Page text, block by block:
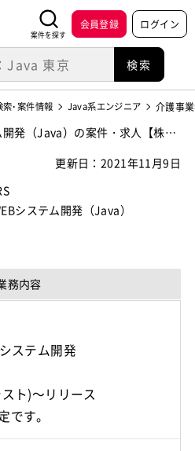
案件を探す
会員登録 ログイン
索･案件情報 Java系エンジニア 介護事
発（Java）の案件・求人【株式
更新日：2021年11月9日
システム開発（Java）
務内容
ステム開発
ト)～リリース
です。